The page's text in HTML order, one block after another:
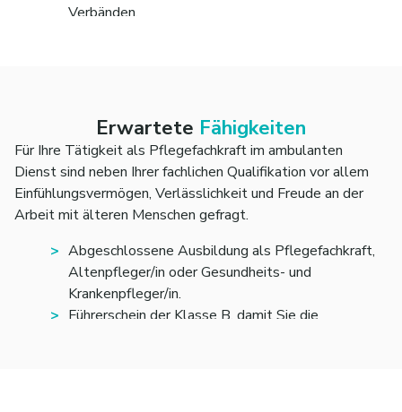
Verbänden.
Alltag zuverlässig, einfühlsam und fachgerecht.
Freuen Sie sich auf eine vielseitige Tätigkeit in der
ambulanten Pflege, bei der Sie Menschen direkt und
individuell unterstützen. So leisten Sie jeden Tag einen
wichtigen Beitrag zu Lebensqualität und Sicherheit im
eigenen Zuhause.
Erwartete Fähigkeiten
Für Ihre Tätigkeit als Pflegefachkraft im ambulanten
Dienst sind neben Ihrer fachlichen Qualifikation vor allem
Einfühlungsvermögen, Verlässlichkeit und Freude an der
Arbeit mit älteren Menschen gefragt.
Abgeschlossene Ausbildung als Pflegefachkraft,
Altenpfleger/in oder Gesundheits- und
Krankenpfleger/in.
Führerschein der Klasse B, damit Sie die